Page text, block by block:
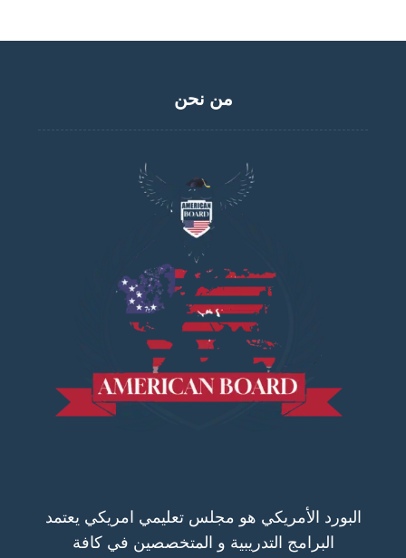
من نحن
البورد الأمريكي هو مجلس تعليمي امريكي يعتمد
البرامج التدريبية و المتخصصين في كافة